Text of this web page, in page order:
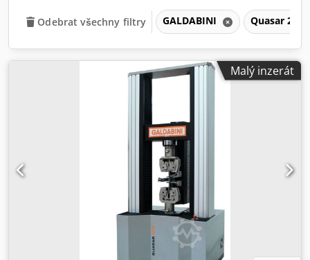
Odebrat všechny filtry GALDABINI Quasar 200
Malý inzerát